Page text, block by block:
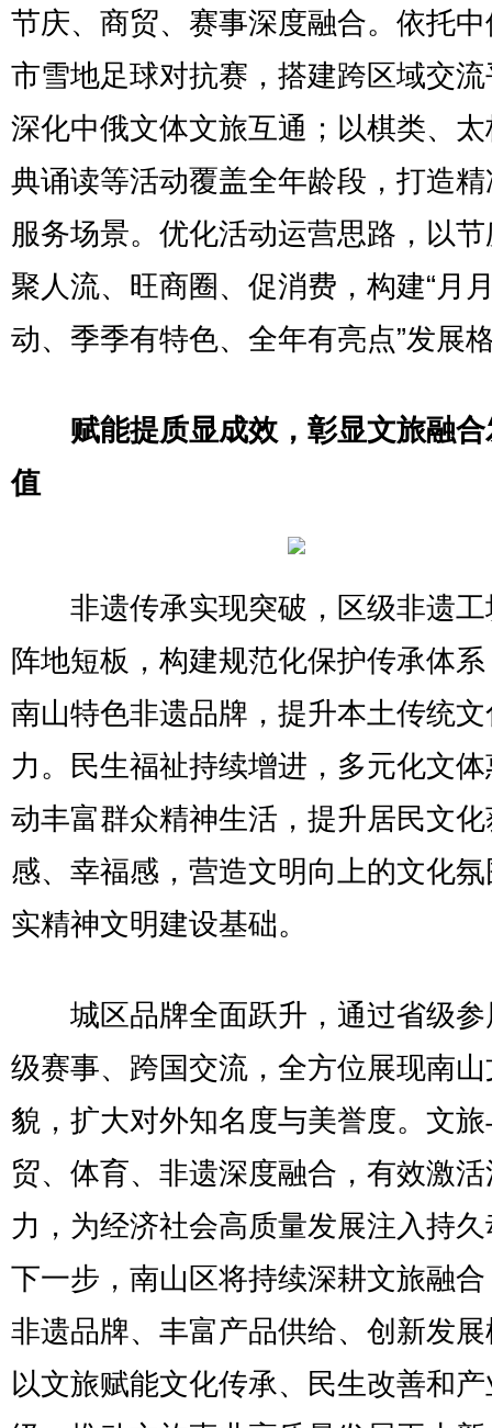
节庆、商贸、赛事深度融合。依托
市雪地足球对抗赛，搭建跨区域交
深化中俄文体文旅互通；以棋类、
典诵读等活动覆盖全年龄段，打造
服务场景。优化活动运营思路，以
聚人流、旺商圈、促消费，构建“月
动、季季有特色、全年有亮点”发展
赋能提质显成效，彰显文旅融
值
非遗传承实现突破，区级非遗工
阵地短板，构建规范化保护传承体
南山特色非遗品牌，提升本土传统
力。民生福祉持续增进，多元化文
动丰富群众精神生活，提升居民文
感、幸福感，营造文明向上的文化
实精神文明建设基础。
城区品牌全面跃升，通过省级参
级赛事、跨国交流，全方位展现南
貌，扩大对外知名度与美誉度。文
贸、体育、非遗深度融合，有效激
力，为经济社会高质量发展注入持
下一步，南山区将持续深耕文旅融
非遗品牌、丰富产品供给、创新发
以文旅赋能文化传承、民生改善和